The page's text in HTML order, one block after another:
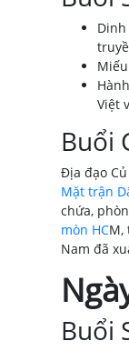
Việt
Buổi
Địa đạo
Mặt trận
chứa,
mòn HCM,
Nam đã
Buổi